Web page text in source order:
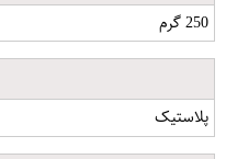
250 گرم
پلاستیک